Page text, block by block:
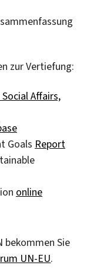
zur Vertiefung:
Affairs,
Goals Report
online
bekommen Sie
UN-EU.